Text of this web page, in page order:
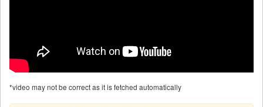
*video may not be correct as it is fetched automatically